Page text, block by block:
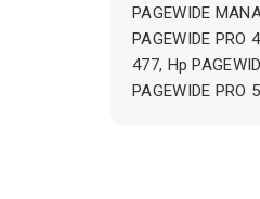
PAGEWIDE
PAGEWIDE PRO
477, Hp
PAGEWIDE PRO